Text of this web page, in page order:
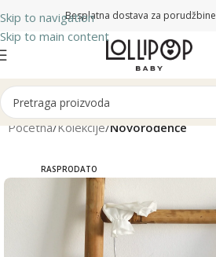
Skip to navigation
Skip to main content
Besplatna dostava za porudžbine
Početna Kolekcije Novorođenče
RASPRODATO